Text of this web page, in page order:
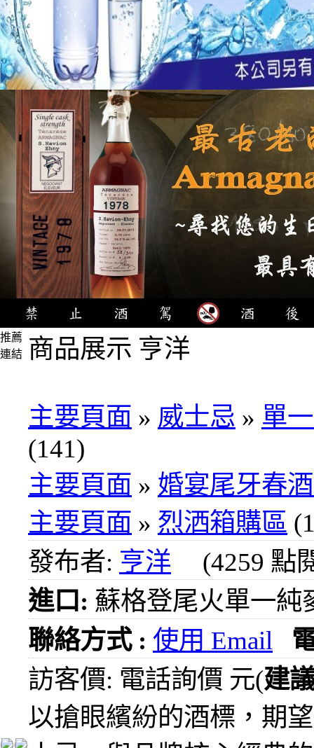
推薦
連結 商品展示 亨洋
主要頁面 » 威士忌 » 單
(141)
主要頁面 » 婚宴尾牙春
主要頁面 » 烈洒箱購區
發布者: 亨洋 (4259 點
進口: 蘇格登尾火單一純
聯絡方式 : 使用 Email
訪客價: 電話詢價 元(建
以搶眼繽紛的酒標，期